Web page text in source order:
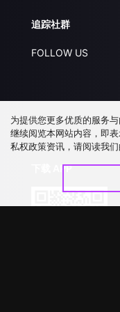
追踪社群
FOLLOW US
下载 APP
为提供您更多优质的服务
继续阅览本网站内容，即
私权政策资讯，请阅读我们